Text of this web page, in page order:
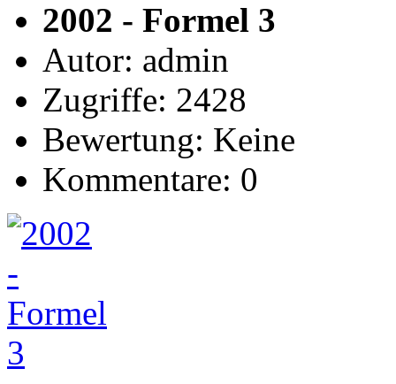
2002 - Formel 3
Autor: admin
Zugriffe: 2428
Bewertung: Keine
Kommentare: 0